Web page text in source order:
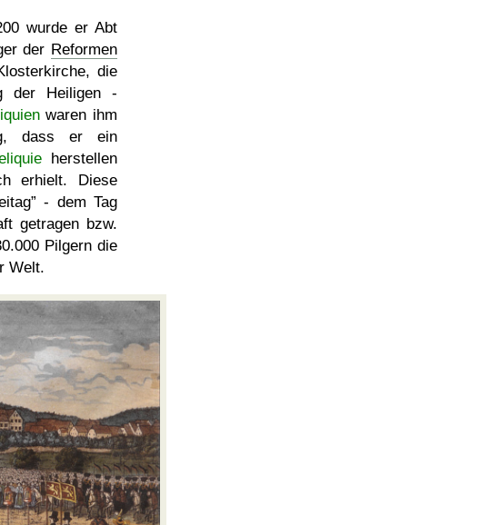
wurde er Abt
der Reformen
die
der Heiligen -
waren ihm
dass er ein
herstellen
erhielt. Diese
- dem Tag
getragen bzw.
Pilgern die
Welt.